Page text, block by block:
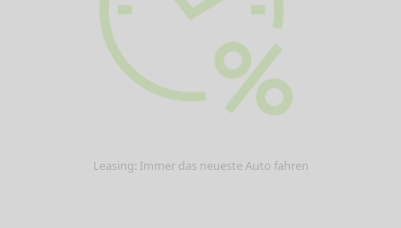
Leasing: Immer das neueste Auto fahren